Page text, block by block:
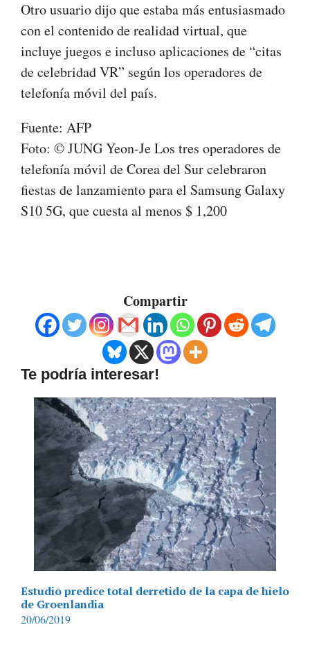
Otro usuario dijo que estaba más entusiasmado
con el contenido de realidad virtual, que
incluye juegos e incluso aplicaciones de “citas
de celebridad VR” según los operadores de
telefonía móvil del país.
Fuente: AFP
Foto: © JUNG Yeon-Je Los tres operadores de
telefonía móvil de Corea del Sur celebraron
fiestas de lanzamiento para el Samsung Galaxy
S10 5G, que cuesta al menos $ 1,200
Compartir
Te podría interesar!
Estudio predice total derretido de la capa de hielo
de Groenlandia
20/06/2019